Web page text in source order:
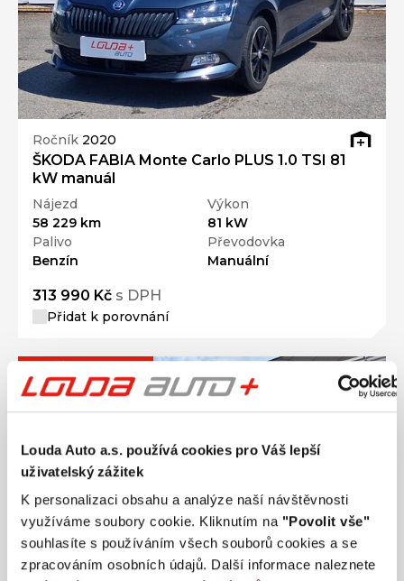
Louda Auto a.s. používá cookies pro Váš lepší
uživatelský zážitek
K personalizaci obsahu a analýze naší návštěvnosti
využíváme soubory cookie. Kliknutím na "Povolit vše"
souhlasíte s používáním všech souborů cookies a se
zpracováním osobních údajů. Další informace naleznete
Ročník 2020
ŠKODA FABIA Monte Carlo PLUS 1.0 TSI 81
kW manuál
Nájezd
58 229 km
Výkon
81 kW
Palivo
Benzín
Převodovka
Manuální
313 990 Kč s DPH
Přidat k porovnání
Ušetříte 10 000 Kč